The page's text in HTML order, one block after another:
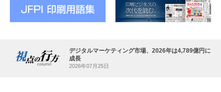
デジタルマーケティング市場、2026年は4,789億円に
成長
2026年07月25日